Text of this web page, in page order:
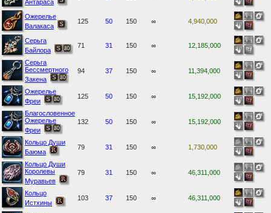
Антараса
Ожерелье
Валакаса
125 50 150 ∞ 4,940,000
Серьга
Байлора
71 31 150 ∞ 12,185,000
Серьга
Бессмертного
Закена
94 37 150 ∞ 11,394,000
Ожерелье
Фреи
125 50 150 ∞ 15,192,000
Благословенное
Ожерелье
Фреи
132 50 150 ∞ 15,192,000
Кольцо Души
Баюма
79 31 150 ∞ 1,730,000
Кольцо Души
Королевы
Муравьев
79 31 150 ∞ 46,311,000
Кольцо
Истхины
103 37 150 ∞ 46,311,000